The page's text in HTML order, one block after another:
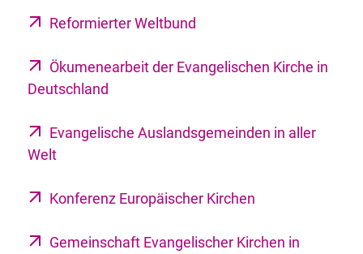
Reformierter Weltbund
Ökumenearbeit der Evangelischen Kirche in
Deutschland
Evangelische Auslandsgemeinden in aller
Welt
Konferenz Europäischer Kirchen
Gemeinschaft Evangelischer Kirchen in